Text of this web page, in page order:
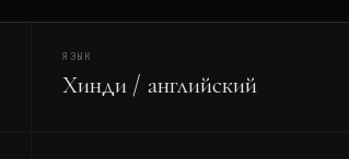
ЯЗЫК
Хинди / английский